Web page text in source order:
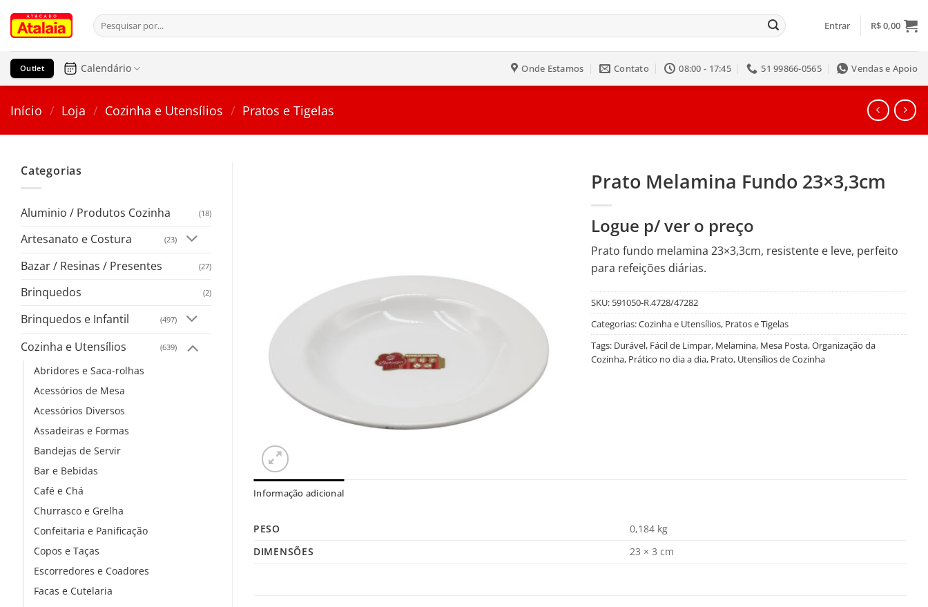
para
conteúdo
Pesquisar
por:
Entrar R$0,00
Outlet Calendário Onde Estamos Contato 08:00 - 17:45 51 99866-0565 Vendas e Apoio
Início / Loja / Cozinha e Utensílios / Pratos e Tigelas
Categorias
Aluminio / Produtos Cozinha (18)
Artesanato e Costura (23)
Bazar / Resinas / Presentes (27)
Brinquedos (2)
Brinquedos e Infantil (497)
Cozinha e Utensílios (639)
Abridores e Saca-rolhas
Acessórios de Mesa
Acessórios Diversos
Assadeiras e Formas
Bandejas de Servir
Bar e Bebidas
Café e Chá
Churrasco e Grelha
Confeitaria e Panificação
Copos e Taças
Escorredores e Coadores
Facas e Cutelaria
Prato Melamina Fundo 23×3,3cm
Logue p/ ver o preço
Prato fundo melamina 23×3,3cm, resistente e leve, perfeito
para refeições diárias.
SKU: 591050-R.4728/47282
Categorias:Cozinha e Utensílios, Pratos e Tigelas
Tags: Durável, Fácil de Limpar, Melamina, Mesa Posta,Organização da
Cozinha, Prático no dia a dia, Prato, Utensílios de Cozinha
Informação adicional
PESO
0,184 kg
DIMENSÕES
23 × 3 cm